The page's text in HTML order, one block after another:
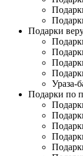
Подарки
Ураза-
Подарки по